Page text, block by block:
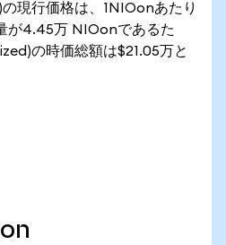
現行価格は、1NIOonあたり
が4.45万 NIOonであるた
の時価総額は$21.05万と